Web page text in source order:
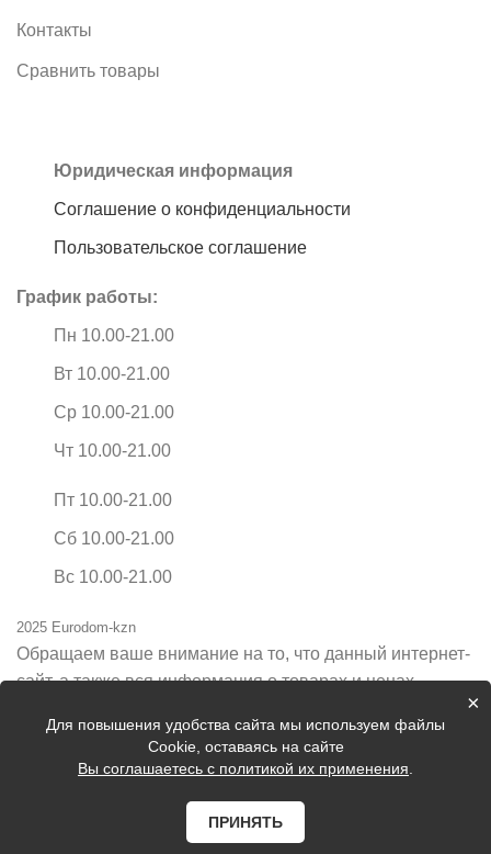
Контакты
Сравнить товары
Юридическая информация
Соглашение о конфиденциальности
Пользовательское соглашение
График работы:
Пн 10.00-21.00
Вт 10.00-21.00
Ср 10.00-21.00
Чт 10.00-21.00
Пт 10.00-21.00
Сб 10.00-21.00
Вс 10.00-21.00
2025 Eurodom-kzn
Обращаем ваше внимание на то, что данный интернет-
сайт, а также вся информация о товарах и ценах,
информационный характер и ни при каких условиях не
является публичной офертой, определяемой
Российской Федерации.
Цены на сайте могут быть неактуальные, уточняйте
×
Для повышения удобства сайта мы используем файлы
Cookie, оставаясь на сайте
Вы соглашаетесь с политикой их применения
ПРИНЯТЬ